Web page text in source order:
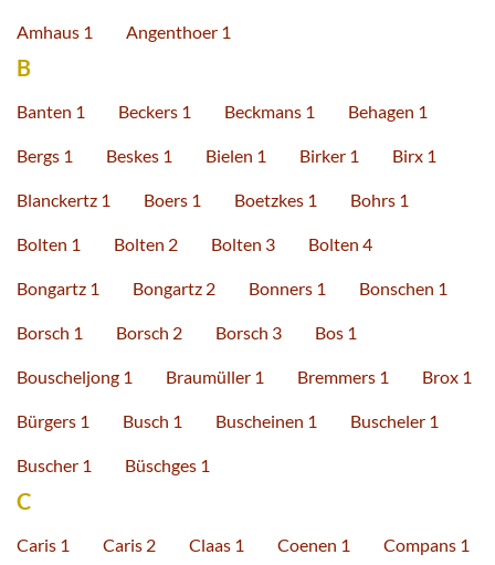
Amhaus 1 Angenthoer 1
B
Banten 1 Beckers 1 Beckmans 1 Behagen 1
Bergs 1 Beskes 1 Bielen 1 Birker 1 Birx 1
Blanckertz 1 Boers 1 Boetzkes 1 Bohrs 1
Bolten 1 Bolten 2 Bolten 3 Bolten 4
Bongartz 1 Bongartz 2 Bonners 1 Bonschen 1
Borsch 1 Borsch 2 Borsch 3 Bos 1
Bouscheljong 1 Braumüller 1 Bremmers 1 Brox 1
Bürgers 1 Busch 1 Buscheinen 1 Buscheler 1
Buscher 1 Büschges 1
C
Caris 1 Caris 2 Claas 1 Coenen 1 Compans 1